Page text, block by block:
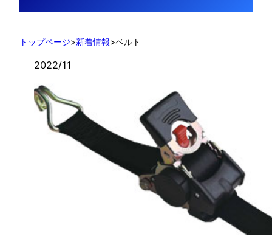
トップページ>新着情報>ベルト
2022/11